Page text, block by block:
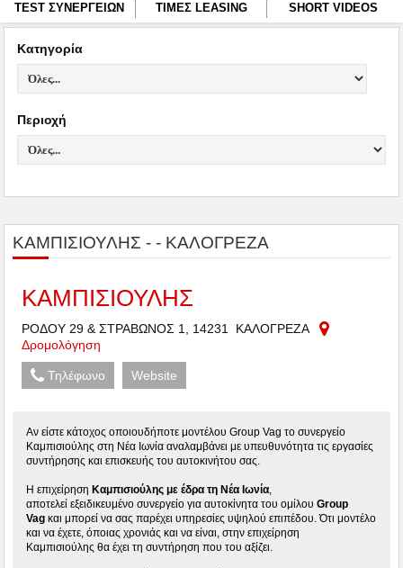
TEST ΣΥΝΕΡΓΕΙΩΝ ΤΙΜΕΣ LEASING SHORT VIDEOS
Κατηγορία
Περιοχή
ΚΑΜΠΙΣΙΟΥΛΗΣ - - ΚΑΛΟΓΡΕΖΑ
ΚΑΜΠΙΣΙΟΥΛΗΣ
ΡΟΔΟΥ 29 & ΣΤΡΑΒΩΝΟΣ 1, 14231 ΚΑΛΟΓΡΕΖΑ
Δρομολόγηση
Τηλέφωνο Website
Αν είστε κάτοχος οποιουδήποτε μοντέλου Group Vag το συνεργείο
Καμπισιούλης στη Νέα Ιωνία αναλαμβάνει με υπευθυνότητα τις εργασίες
συντήρησης και επισκευής του αυτοκινήτου σας.
Η επιχείρησηΚαμπισιούλης με έδρα τη Νέα Ιωνία,
αποτελεί εξειδικευμένο συνεργείο για αυτοκίνητα του ομίλουGroup
Vag και μπορεί να σας παρέχει υπηρεσίες υψηλού επιπέδου. Ότι μοντέλο
και να έχετε, όποιας χρονιάς και να είναι, στην επιχείρηση
Καμπισιούλης θα έχει τη συντήρηση που του αξίζει.